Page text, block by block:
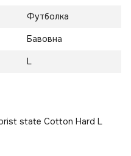
Футболка
Бавовна
L
state Cotton Hard L